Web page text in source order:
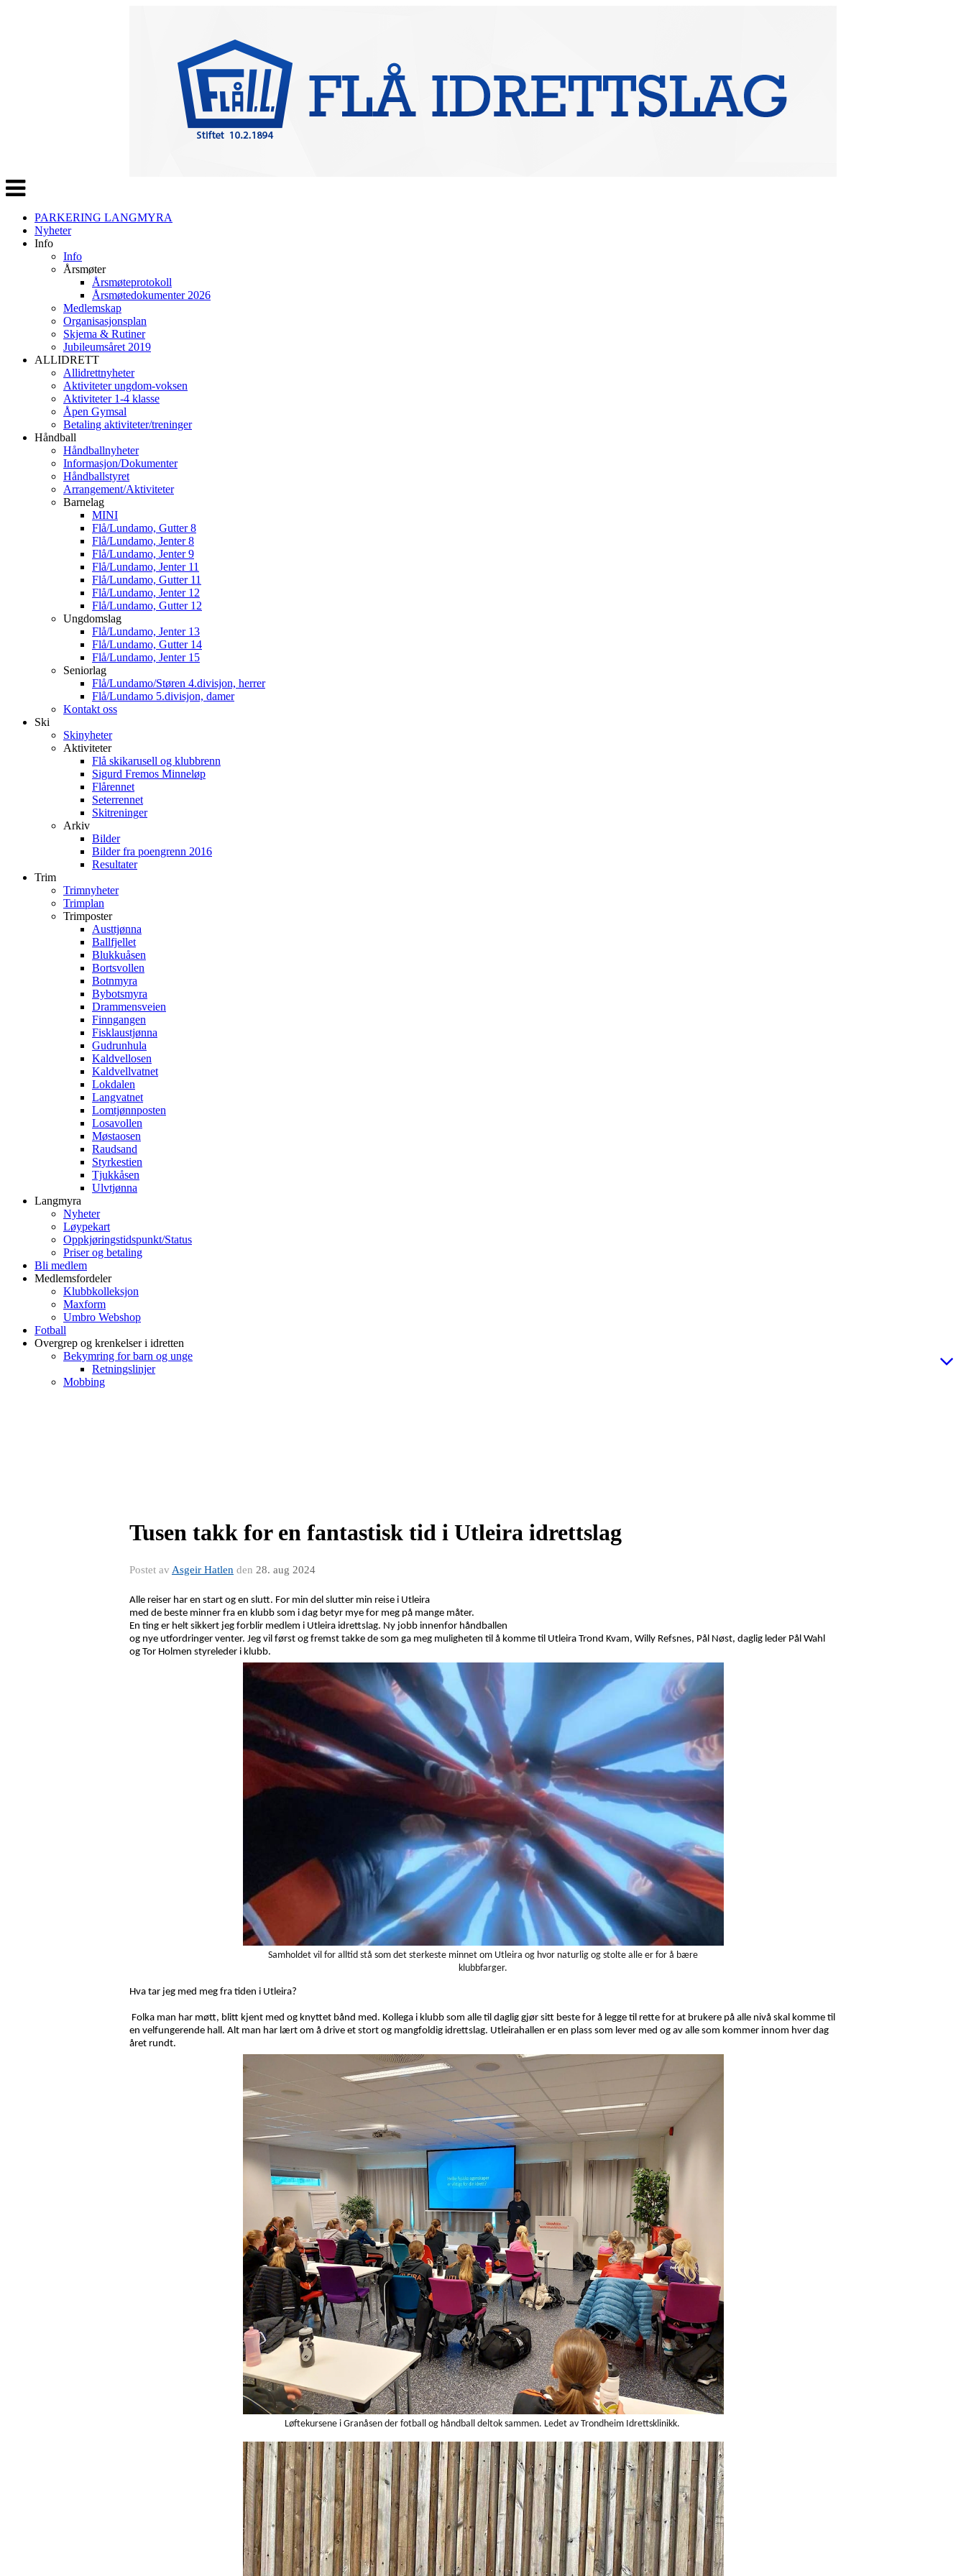
Veksle
navigasjon
PARKERING LANGMYRA
Nyheter
Info
Info
Årsmøter
Årsmøteprotokoll
Årsmøtedokumenter 2026
Medlemskap
Organisasjonsplan
Skjema & Rutiner
Jubileumsåret 2019
ALLIDRETT
Allidrettnyheter
Aktiviteter ungdom-voksen
Aktiviteter 1-4 klasse
Åpen Gymsal
Betaling aktiviteter/treninger
Håndball
Håndballnyheter
Informasjon/Dokumenter
Håndballstyret
Arrangement/Aktiviteter
Barnelag
MINI
Flå/Lundamo, Gutter 8
Flå/Lundamo, Jenter 8
Flå/Lundamo, Jenter 9
Flå/Lundamo, Jenter 11
Flå/Lundamo, Gutter 11
Flå/Lundamo, Jenter 12
Flå/Lundamo, Gutter 12
Ungdomslag
Flå/Lundamo, Jenter 13
Flå/Lundamo, Gutter 14
Flå/Lundamo, Jenter 15
Seniorlag
Flå/Lundamo/Støren 4.divisjon, herrer
Flå/Lundamo 5.divisjon, damer
Kontakt oss
Ski
Skinyheter
Aktiviteter
Flå skikarusell og klubbrenn
Sigurd Fremos Minneløp
Flårennet
Seterrennet
Skitreninger
Arkiv
Bilder
Bilder fra poengrenn 2016
Resultater
Trim
Trimnyheter
Trimplan
Trimposter
Austtjønna
Ballfjellet
Blukkuåsen
Bortsvollen
Botnmyra
Bybotsmyra
Drammensveien
Finngangen
Fisklaustjønna
Gudrunhula
Kaldvellosen
Kaldvellvatnet
Lokdalen
Langvatnet
Lomtjønnposten
Losavollen
Møstaosen
Raudsand
Styrkestien
Tjukkåsen
Ulvtjønna
Langmyra
Nyheter
Løypekart
Oppkjøringstidspunkt/Status
Priser og betaling
Bli medlem
Medlemsfordeler
Klubbkolleksjon
Maxform
Umbro Webshop
Fotball
Overgrep og krenkelser i idretten
Bekymring for barn og unge
Retningslinjer
Mobbing
Tusen takk for en fantastisk tid i Utleira idrettslag
Postet av Asgeir Hatlen den 28. aug 2024
Alle reiser har en start og en slutt. For min del slutter min reise i Utleira
med de beste minner fra en klubb som i dag betyr mye for meg på mange måter.
En ting er helt sikkert jeg forblir medlem i Utleira idrettslag. Ny jobb innenfor håndballen
og nye utfordringer venter. Jeg vil først og fremst takke de som ga meg muligheten til å komme til Utleira Trond Kvam, Willy Refsnes, Pål Nøst, daglig leder Pål Wahl
og Tor Holmen styreleder i klubb.
Samholdet vil for alltid stå som det sterkeste minnet om Utleira og hvor naturlig og stolte alle er for å bære
klubbfarger.
Hva tar jeg med meg fra tiden i Utleira?
Folka man har møtt, blitt kjent med og knyttet bånd med. Kollega i klubb som alle til daglig gjør sitt beste for å legge til rette for at brukere på alle nivå skal komme til
en velfungerende hall. Alt man har lært om å drive et stort og mangfoldig idrettslag. Utleirahallen er en plass som lever med og av alle som kommer innom hver dag
året rundt.
Løftekursene i Granåsen der fotball og håndball deltok sammen. Ledet av Trondheim Idrettsklinikk.